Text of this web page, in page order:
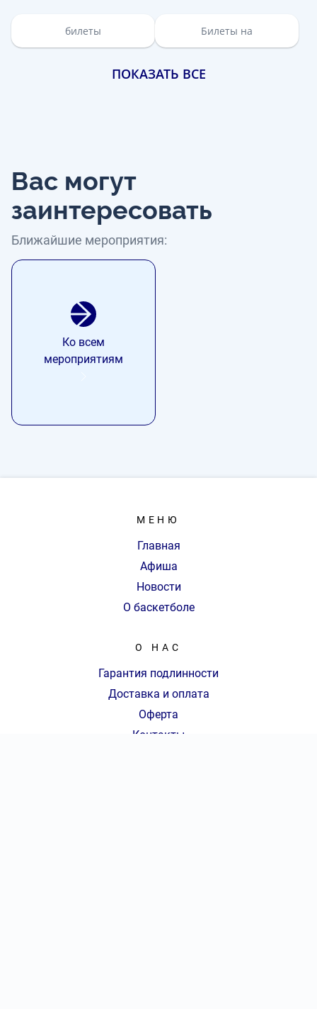
билеты Билеты на
ПОКАЗАТЬ ВСЕ
Вас могут
заинтересовать
Ближайшие мероприятия:
Ко всем
мероприятиям
МЕНЮ
Главная
Афиша
Новости
О баскетболе
О НАС
Гарантия подлинности
Доставка и оплата
Оферта
Контакты